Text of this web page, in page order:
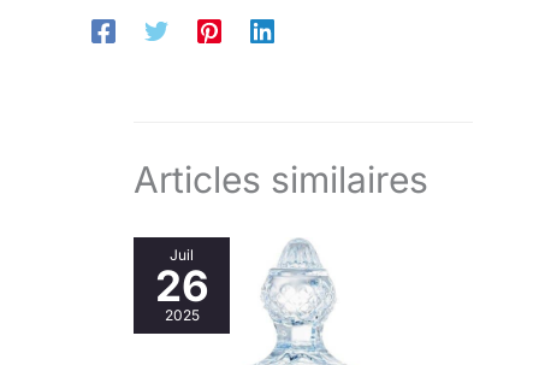
cueillies mettent en valeur
le parfum floral et
Articles similaires
Juil
26
2025